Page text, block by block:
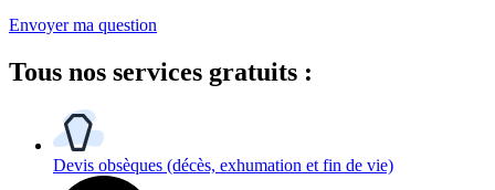
Envoyer ma question
Tous nos services gratuits :
Devis obsèques (décès, exhumation et fin de vie)